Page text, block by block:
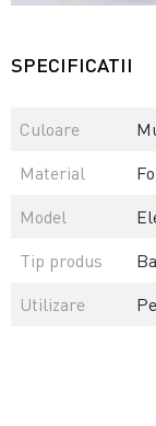
SPECIFICATII
Culoare
Material
Model
Tip produs
Utilizare